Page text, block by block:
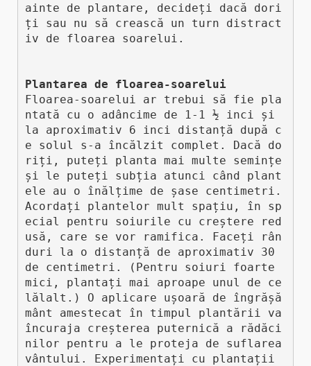
ainte de plantare, decideți dacă dori
ți sau nu să crească un turn distract
iv de floarea soarelui.
Plantarea de floarea-soarelui
Floarea-soarelui ar trebui să fie pla
ntată cu o adâncime de 1-1 ½ inci și
la aproximativ 6 inci distanță după c
e solul s-a încălzit complet. Dacă do
riți, puteți planta mai multe semințe
și le puteți subția atunci când plant
ele au o înălțime de șase centimetri.
Acordați plantelor mult spațiu, în sp
ecial pentru soiurile cu creștere red
usă, care se vor ramifica. Faceți rân
duri la o distanță de aproximativ 30
de centimetri. (Pentru soiuri foarte
mici, plantați mai aproape unul de ce
lălalt.) O aplicare ușoară de îngrășă
mânt amestecat în timpul plantării va
încuraja creșterea puternică a rădăci
nilor pentru a le proteja de suflarea
vântului. Experimentați cu plantații